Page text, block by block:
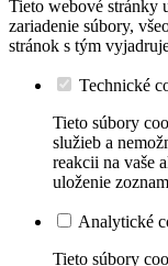
Tieto webové stránky
zariadenie súbory,
stránok s tým
Technické
Tieto súbory
služieb a
reakcii na vaše
uloženie
Analytické
Tieto súbory